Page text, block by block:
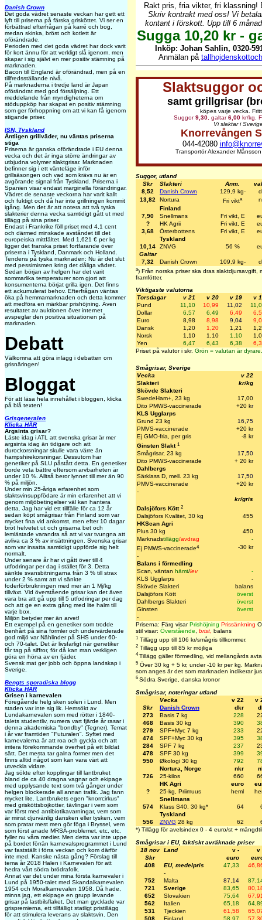
Danish Crown
Det goda vädret senaste veckan har gett ett
lyft till priserna på färska grisköttet. Vi ser en
förbättrad efterfrågan på karré och bog,
medan skinka, bröst och kotlett är
oförändrade.
Perioden med det goda vädret har dock varit
för kort ännu för att verkligt slå igenom, men
skapar i sig självt en mer positiv stämning på
marknaden.
Bacon till England är oförändrad, men på en
tillfredsställande nivå.
På marknaderna i tredje land är Japan
oförändrat med god försäljning. Ett
meddelande från myndigheterna om
stöduppköp har skapat en positiv stämning
som ger förhoppning om att vi kan få igenom
stigande priser.
ISN, Tyskland
Äntligen grillväder, nu väntas priserna
stiga
Priserna är ganska oförändrade i EU denna
vecka och det är inga större ändringar av
utbjudna volymer slaktgrisar. Marknaden
befinner sig i ett vänteläge inför
grillsäsongen och vad som krävs nu är en
avgörande signal från Tyskland. Priserna i
Spanien visar endast marginella förändringar.
Vädret de senaste veckorna har varit kallt
och fuktigt och då har inte grillningen kommit
igång. Men det är att notera att två tyska
slakterier denna vecka samtidigt gått ut med
tillägg på sina priser.
Endast i Frankrike föll priset med 4,1 cent
och därmed minskade avståndet till det
europeiska mittfältet. Med 1,621 € per kg
ligger det franska priset fortfarande över
priserna i Tyskland, Danmark och Holland.
Tendens på tyska marknaden: Nu är det slut
med pessimismen kring det dåliga vädret.
Sedan början av helgen har det varit
sommarlika temperaturer som gjort att
konsumenterna börjat grilla igen. Det finns
ett ackumulerat behov. Efterfrågan väntas
öka på hemmamarknaden och detta kommer
att medföra en märkbar prishöjning. Även
resultatet av auktionen över internet
avspeglar den positiva situationen på
marknaden.
Debatt
Välkomna att göra inlägg i debatten om
grisnäringen!
Bloggat
För att läsa hela innehållet i bloggen, klicka
på blå texten!
Grisgeneralen
Klicka HÄR
Argsinta grisar?
Läste idag i ATL att svenska grisar är mer
argsinta idag än tidigare och att
durockorsningar skulle vara värre än
hampshirekorsningar. Dessutom har
genetiker på SLU påstått detta. En genetiker
borde veta bättre eftersom arvbarheten är
under 10 %. Alltså beror lynnet till mer än 90
% på miljön.
Under min 25-åriga erfarenhet som
slaktsvinsuppfödare är min erfarenhet att vi
genom miljöbetingelser väl kan hantera
detta. Jag har vid ett tillfälle för ca 12 år
sedan köpt smågrisar från Finland som var
mycket fina vid ankomst, men efter 10 dagar
bröt helvetet ut och grisarna bet och
lemlästade varandra så att vi var tvungna att
avliva ca 3 % av insättningen. Svenska grisar
som var insatta samtidigt uppförde sig helt
normalt.
Under senare år har vi gått över till 4
utfodringar per dag i stället för 3. Detta
sänkte svansbitningarna från 3 % till strax
under 2 % samt att vi sänkte
foderförbrukningen med mer än 1 Mj/kg
tillväxt. Vid överstående grisar kan det även
vara bra att gå upp till 5 utfodringar per dag
och att ge en extra gång med lite halm till
varje box.
Miljön betyder mer än arvet!
Ett exempel på en genetiker som trodde
benhårt på sina formler och undervärderade
god miljö var Nählinder på SHS under 60-
och 70-talet. Det är livsfarligt när genetiker
får tag på siffror, för då kan man verkligen
göra en höna av en fjäder.
Svensk mat ger jobb och öppna landskap i
Sverige.
Bengts sporadiska blogg
Klicka HÄR
Grisen i karnevalen
Föregående helg sken solen i Lund. Men
staden var inte sig lik. Hemsökt av
Lundakarnevalen som med rötter i 1840-
talets studentliv, numera vart fjärde år rasar i
denna akademiska "bondby" (Tegner). Temat
i år var framtiden "Futuralen". Syftet med
karnevalerna är att roa och gyckla och att
irritera förekommande överhet på ett bildat
sätt. Det mesta tar galna former men det
finns alltid något som kan vara värt att
utveckla vidare.
Jag sökte efter kopplingar till lantbruket
bland de ca 40 dragna vagnar och ekipage
med upplysande text som två gånger under
helgen blockerade all annan trafik. Jag fann
mycket lite. Lantbrukets egen "knorrcirkus"
med grisköttsbojkotter, tävlingar i vem som
var först med antibiotikavarningar, vem som
är minst djurvänlig dansken eller tysken, vem
som pratar mest men gör föga i Bryssel, vem
som först anade MRSA-problemet, etc, etc,
fyller nu våra medier. Men detta var inte uppe
på bordet förrän karnevalsprogrammet i Lund
var fastställt i förra veckan och kom därför
inte med. Kanske nästa gång? Förslag till
tema år 2018 Halen i Karnevalen för att
hedra vårt södra brödrafolk.
Annat var det under mina första karnevaler i
Lund på 1950-talet med Skandalkarnevalen
1954 och Moralkarnevalen 1958. Då hade,
minns jag, ett ekipage en grupp levande
grisar på lastbilsflaket. Det man gycklade var
grispremierna, ett tillfälligt statligt pristillägg
för att stimulera leverans av slaktsvin. Den
Rakt pris, fria vikter, fri klassning!
Skriv kontrakt med oss! Vi
kontant i förskott. Upp till 6
Sugga 10,20 kr -
Inköp: Johan Sahlin, 0320-
Anmälan på
Slaktsuggor
samt grillgrisar
köpes varje vecka.
Suggor9,30 , galtar6,00 kr/kg.
Vi slaktar i
Knorrevången
044-42080
Transportör Alexander
Suggor, utland
Skr
Slakteri Anm.
8,52
Danish Crown 129,9 kg-
13,82
Nortura Fri vikta
Finland
7,90
Snellmans Fri vikt, E
?
HK Agrii Fri vikt, E
3,68
Österbottens Fri vikt, E
Tyskland
10,14
ZNVG 56 %
Galtar
7,32
Danish Crown 109,9 kg-
a) Från norska priser ska dras slaktdjursavgift,
framfötter.
Viktigaste valutorna
Torsdagar
v 21 v 20 v 19
v
Pund
11,10 10,99 11,02
Dollar
6,57 6,49 6,49
Euro
8,98 8,98 9,04
Dansk
1,20 1,20 1,21
Norsk
1,10 1,10 1,10
Yen
6,47 6,43 6,38
Priset på valutor i skr. Grön = valutan är dyrare.
Smågrisar, Sverige
Vecka
v 22
Slakteri
kr/kg
Skövde Slakteri
SwedeHam+, 23 kg
17,00
Dito PMWS-vaccinerade
+20 kr
KLS Ugglarps
Grund 23 kg
16,75
PMVS-vaccinerade
+20 kr
Ej GMO-fria, per gris
-8 kr
Ginsten Slakt 1
Smågrisar, 23 kg
17,50
Dito PMWS-vaccinerade
+ 20 kr
Dahlbergs
Särklass D, mell. 23 kg
17,50
PMVS-vaccinerade
+20 kr
-
kr/gris
Dalsjöfors Kött 2
Dalsjöfors Kvalitet, 30 kg
455
HKScan Agri
Plus 30 kg
450
Marknadstillägg/avdrag
-
Ej PMWS-vaccinerade4
-30 kr
-
Balans i förmedling
Scan, väntan hämt/lev
-
KLS Ugglarps
-
Skövde Slakteri
balans
Dalsjöfors Kött
överst
Dahlbergs Slakteri
överst
Ginsten
överst
-
Priserna: Färg visarPrishöjning Prissänkning
stil visar: Överstående, brist, balans
1 Tillägg upp till 106 kr/smågris tillkommer.
2 Tillägg upp till 85 kr möjliga
4Tillägg gäller förmedling, vid mellangårds
5 Över 30 kg + 5 kr, under -10 kr per kg.
som anges är det som marknaden indikerar
6 Södra Sverige, danska kronor
Smågrisar, noteringar utland
Vecka
v 22
v
Skr
Danish Crown dkr
273
Basis 7 kg 228
468
Basis 30 kg 390
279
SPF+Myc 7 kg 233
474
SPF+Myc 30 kg 395
284
SPF 7 kg 237
478
SPF 30 kg 399
950
Økologi 30 kg 792
Nortura, Norge
nkr
726
25-kilos 660
HK Agri
euro
?
25-kg, Priimuus heml
Snellmans
574
Klass S40, 30 kg* 64
Tyskland
556
ZNVG 28 kg 62
*) Tillägg för avelsindex 0 - 4 euro/st +
Smågrisar i EU, faktiskt avräknade priser
18 nov
Land v -
v
Skr
euro
408
EU, medelpris 47,33
-
752
Malta 87,14
721
Sverige 83,65
652
Slovakien 75,64
562
Italien 65,18
531
Tjeckien 61,58
508
Finland 58,97